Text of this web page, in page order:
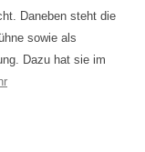
Daneben steht die
sowie als
Dazu hat sie im